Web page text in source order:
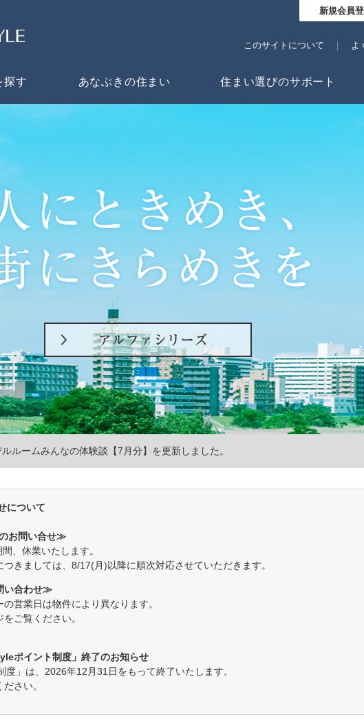
新規会員
探す あなぶきの住まい 住まい選びのサポート
このサイトについて よ
関するアンケート」、集計結果を公開しました。
ゼントを更新しました。
ルームみんなの体験談【7月分】を更新しました。
えて当たる！あなぶきグループ特選グルメプレゼントキャンペーン」を開催しま
タント」のお知らせ。
るアンケート」、集計結果を公開しました。
きStyleポイント制度」終了のお知らせ。
ングに関するアンケート」、集計結果を公開しました。
について
お問い合せ≫
、休業いたします。
きましては、8/17(月)以降に順次対応させていただきます。
い合わせ≫
営業日は物件により異なります。
ご覧ください。
ポイント制度」終了のお知らせ
度」は、2026年12月31日をもって終了いたします。
さい。